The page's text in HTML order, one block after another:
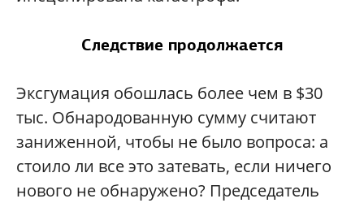
Следствие продолжается
Эксгумация обошлась более чем в $30
тыс. Обнародованную сумму считают
заниженной, чтобы не было вопроса: а
стоило ли все это затевать, если ничего
нового не обнаружено? Председатель